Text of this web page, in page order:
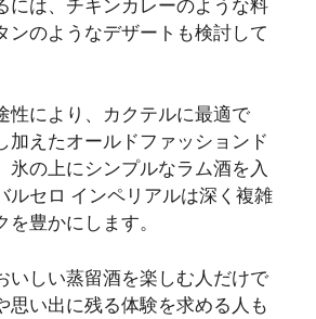
には、チキンカレーのような料
ンのようなデザートも検討して
性により、カクテルに最適で
加えたオールドファッションド
氷の上にシンプルなラム酒を入
ルセロ インペリアルは深く複雑
豊かにします。
いしい蒸留酒を楽しむ人だけで
思い出に残る体験を求める人も